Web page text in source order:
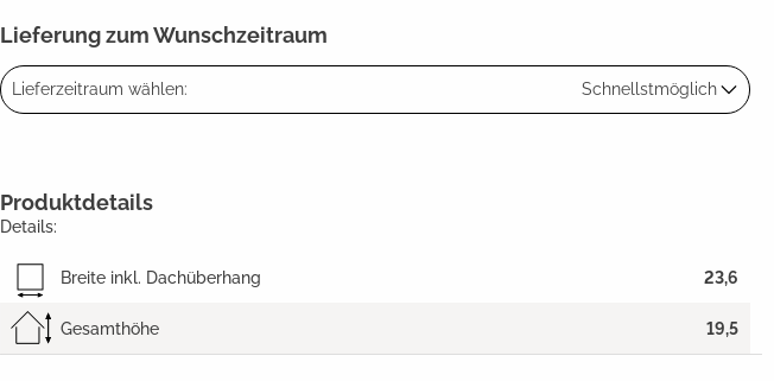
Lieferung zum Wunschzeitraum
Lieferzeitraum wählen: Schnellstmöglich
Produktdetails
Details:
Breite inkl. Dachüberhang 23,6
Gesamthöhe 19,5